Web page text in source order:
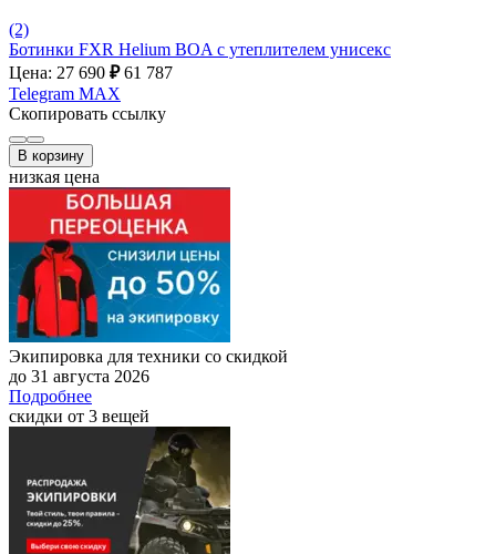
(2)
Ботинки FXR Helium BOA с утеплителем унисекс
Цена: 27 690 ₽ 61 787
Telegram MAX
Скопировать ссылку
В корзину
низкая цена
Экипировка для техники со скидкой
до 31 августа 2026
Подробнее
скидки от 3 вещей